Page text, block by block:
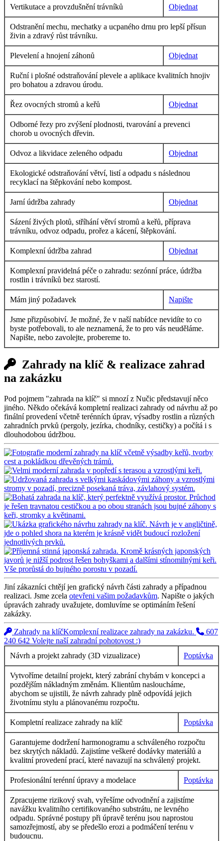
Vertikutace a provzdušnění trávníků Objednat
Odstranění mechu, mechatky a ucpaného drnu pro lepší přísun
živin a zdravý růst trávníku.
Plevelení a hnojení záhonů Objednat
Ruční i plošné odstraňování plevele a aplikace kvalitních hnojiv
pro bohatou a zdravou úrodu.
Řez ovocných stromů a keřů Objednat
Odborné řezy pro zvýšení plodnosti, tvarování a prevenci
chorob u ovocných dřevin.
Odvoz a likvidace zeleného odpadu Objednat
Ekologické odstraňování větví, listí a odpadu s následnou
recyklací na štěpkování nebo kompost.
Jarní údržba zahrady Objednat
Sázení živých plotů, stříhání větví stromů a keřů, příprava
trávníku, odvoz odpadu, prořez a kácení, štěpkování.
Komplexní údržba zahrad Objednat
Komplexní pravidelná péče o zahradu: sezónní práce, údržba
rostlin i trávníků bez starostí.
Mám jiný požadavek Napište
Jsme přizpůsobiví. Je možné, že v naší nabídce nevidíte to co
byste potřebovali, to ale neznamená, že to pro vás neuděláme.
Napište, nebo zavolejte, probereme to.
Zahrady na klíč & realizace zahrad
na zakázku
Pod pojmem "zahrada na klíč" si mnozí z Nučic představují něco
jiného. Někdo očekává kompletní realizaci zahrady od návrhu až po
finální provedení včetně terénních úprav, výsadby rostlin a různých
zahradních prvků (pergoly, jezírka, chodníky, cestičky) a počítá i s
dlouhodobou údržbou.
Jiní zákazníci chtějí jen grafický návrh části zahrady a případnou
realizaci. Jsme zcela otevřeni vašim požadavkům. Napište o jakých
úpravách zahrady uvažujete, domluvíme se optimáním řešení
zakázky.
Zahrady na klíčKomplexní realizace zahrady na zakázku.
607
240 642 Volejte naší zahradní pohotovost :)
Návrh a projekt zahrady (3D vizualizace)
Poptávka
Vytvoříme detailní projekt, který zabrání chybám v koncepci a
pozdějším nákladným změnám. Klientům nasloucháme,
abychom se ujistili, že návrh zahrady plně odpovídá jejich
životnímu stylu a plánovanému rozpočtu.
Kompletní realizace zahrady na klíč Poptávka
Garantujeme dodržení harmonogramu a schváleného rozpočtu
bez skrytých nákladů. Zajistíme veškeré dodávky materiálů a
kvalitní provedení prací, které navazují na schválený projekt.
Profesionální terénní úpravy a modelace Poptávka
Zpracujeme rizikový svah, vyřešíme odvodnění a zajistíme
navážku kvalitního certifikovaného substrátu, ne levného
odpadu. Správné postupy při úpravě terénu jsou naprostou
samozřejmostí, aby se předešlo erozi a podmáčení terénu v
budoucnu.